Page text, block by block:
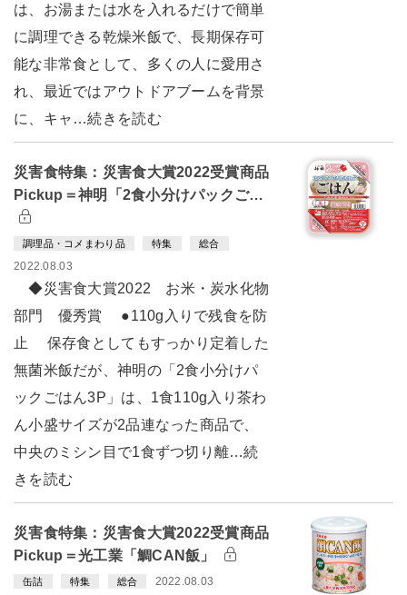
は、お湯または水を入れるだけで簡単
に調理できる乾燥米飯で、長期保存可
能な非常食として、多くの人に愛用さ
れ、最近ではアウトドアブームを背景
に、キャ…続きを読む
災害食特集：災害食大賞2022受賞商品
Pickup＝神明「2食小分けパックご…
調理品・コメまわり品 特集 総合
2022.08.03
◆災害食大賞2022 お米・炭水化物
部門 優秀賞 ●110g入りで残食を防
止 保存食としてもすっかり定着した
無菌米飯だが、神明の「2食小分けパ
ックごはん3P」は、1食110g入り茶わ
ん小盛サイズが2品連なった商品で、
中央のミシン目で1食ずつ切り離…続
きを読む
災害食特集：災害食大賞2022受賞商品
Pickup＝光工業「鯛CAN飯」
缶詰 特集 総合 2022.08.03